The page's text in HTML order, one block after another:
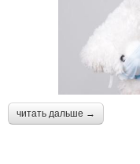
читать дальше →